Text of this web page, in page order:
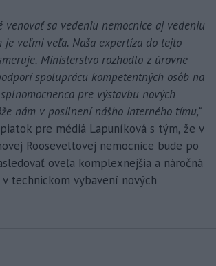
venovať sa vedeniu nemocnice aj vedeniu
je veľmi veľa. Naša expertíza do tejto
Ministerstvo rozhodlo z úrovne
spoluprácu kompetentných osôb na
pre výstavbu nových
nám v posilnení nášho interného tímu,“
pre médiá Lapuníková s tým, že v
Rooseveltovej nemocnice bude po
oveľa komplexnejšia a náročná
v technickom vybavení nových